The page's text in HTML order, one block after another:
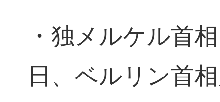
・独メルケル首
日、ベルリン首